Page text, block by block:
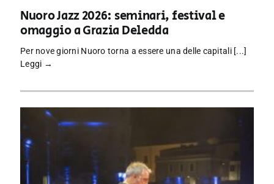
Nuoro Jazz 2026: seminari, festival e
omaggio a Grazia Deledda
Per nove giorni Nuoro torna a essere una delle capitali [...]
Leggi →